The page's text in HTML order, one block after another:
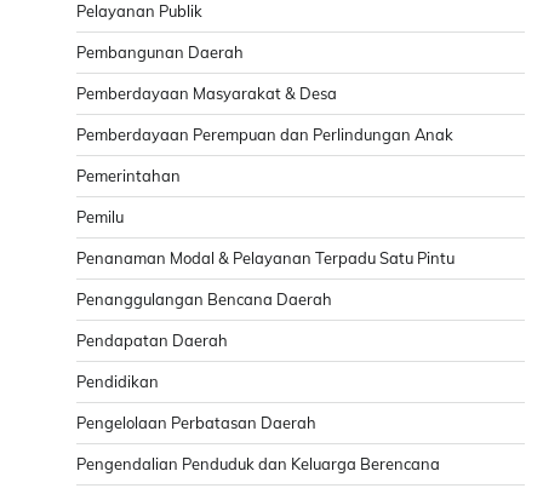
Pelayanan Publik
Pembangunan Daerah
Pemberdayaan Masyarakat & Desa
Pemberdayaan Perempuan dan Perlindungan Anak
Pemerintahan
Pemilu
Penanaman Modal & Pelayanan Terpadu Satu Pintu
Penanggulangan Bencana Daerah
Pendapatan Daerah
Pendidikan
Pengelolaan Perbatasan Daerah
Pengendalian Penduduk dan Keluarga Berencana